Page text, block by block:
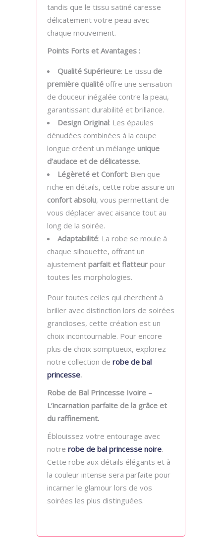
tandis que le tissu satiné caresse
délicatement votre peau avec
chaque mouvement.
Points Forts et Avantages :
Qualité Supérieure: Le tissu de
première qualité offre une sensation
de douceur inégalée contre la peau,
garantissant durabilité et brillance.
Design Original: Les épaules
dénudées combinées à la coupe
longue créent un mélange unique
d’audace et de délicatesse.
Légèreté et Confort: Bien que
riche en détails, cette robe assure un
confort absolu, vous permettant de
vous déplacer avec aisance tout au
long de la soirée.
Adaptabilité: La robe se moule à
chaque silhouette, offrant un
ajustement parfait et flatteur pour
toutes les morphologies.
Pour toutes celles qui cherchent à
briller avec distinction lors de soirées
grandioses, cette création est un
choix incontournable. Pour encore
plus de choix somptueux, explorez
notre collection de robe de bal
princesse.
Robe de Bal Princesse Ivoire –
L’incarnation parfaite de la grâce et
du raffinement.
Éblouissez votre entourage avec
notre robe de bal princesse noire.
Cette robe aux détails élégants et à
la couleur intense sera parfaite pour
incarner le glamour lors de vos
soirées les plus distinguées.